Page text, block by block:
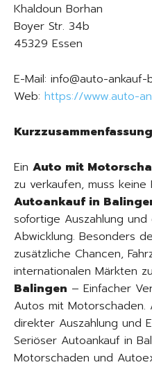
Khaldoun Borhan
Boyer Str. 34b
45329 Essen
E-Mail: info@auto-
Web: https://www.auto-
Kurzzusammenfassung
Ein Auto mit
zu verkaufen, muss
Autoankauf in
sofortige Auszahlung und
Abwicklung. Besonders
zusätzliche Chancen,
internationalen Märkten
Balingen – Einfacher
Autos mit Motorschaden.
direkter Auszahlung und
Seriöser Autoankauf in
Motorschaden und